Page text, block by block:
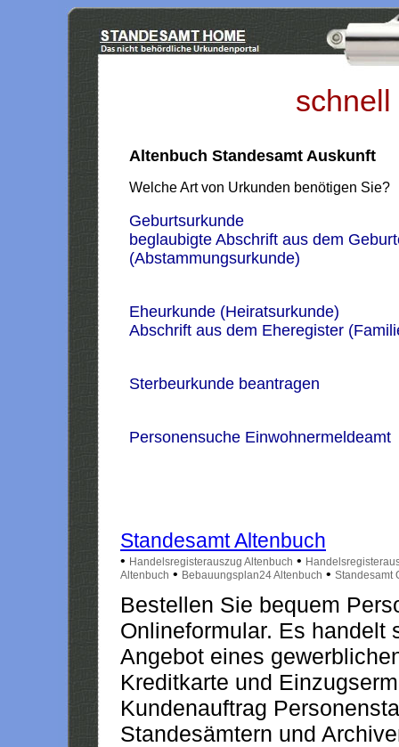
Altenbuch Standesamt Auskunft
Welche Art von Urkunden benötigen Sie?
Geburtsurkunde
beglaubigte Abschrift aus dem
(Abstammungsurkunde)
Eheurkunde (Heiratsurkunde)
Abschrift aus dem Eheregister
Sterbeurkunde beantragen
Personensuche Einwohnermeldeamt
Standesamt Altenbuch
• Handelsregisterauszug Altenbuch •
Altenbuch • Bebauungsplan24 Altenbuch • Standesamt
Bestellen Sie bequem
Onlineformular. Es handelt
Angebot eines
Kreditkarte und
Kundenauftrag
Standesämtern und